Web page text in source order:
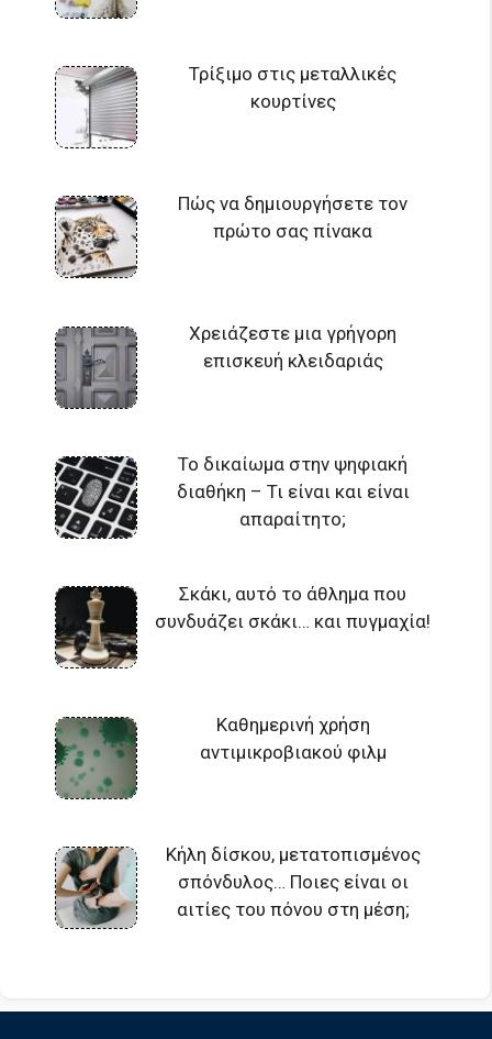
Τρίξιμο στις μεταλλικές
κουρτίνες
Πώς να δημιουργήσετε τον
πρώτο σας πίνακα
Χρειάζεστε μια γρήγορη
επισκευή κλειδαριάς
Το δικαίωμα στην ψηφιακή
διαθήκη – Τι είναι και είναι
απαραίτητο;
Σκάκι, αυτό το άθλημα που
συνδυάζει σκάκι… και πυγμαχία!
Καθημερινή χρήση
αντιμικροβιακού φιλμ
Κήλη δίσκου, μετατοπισμένος
σπόνδυλος… Ποιες είναι οι
αιτίες του πόνου στη μέση;